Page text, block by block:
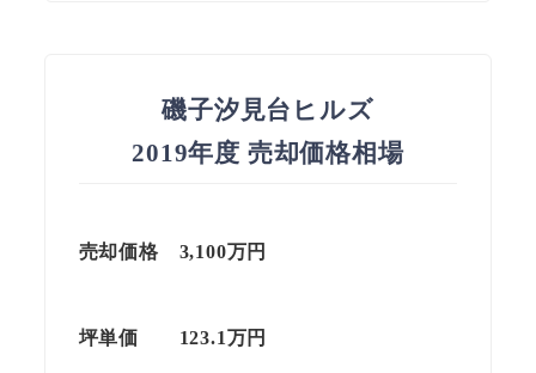
磯子汐見台ヒルズ
2019年度 売却価格相場
売却価格 3,100万円
坪単価 123.1万円